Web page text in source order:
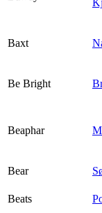
Baxt
Be Bright
Beaphar
Bear
Beats